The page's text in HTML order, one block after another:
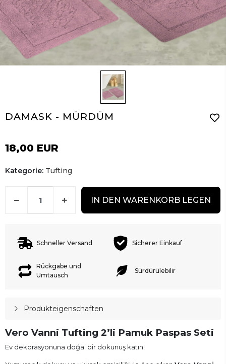
DAMASK - MÜRDÜM
18,00 EUR
Kategorie: Tufting
IN DEN WARENKORB LEGEN
Schneller Versand Sicherer Einkauf
Rückgabe und
Umtausch
Sürdürülebilir
Produkteigenschaften
Vero Vanni Tufting 2’li Pamuk Paspas Seti
Ev dekorasyonuna doğal bir dokunuş katın!